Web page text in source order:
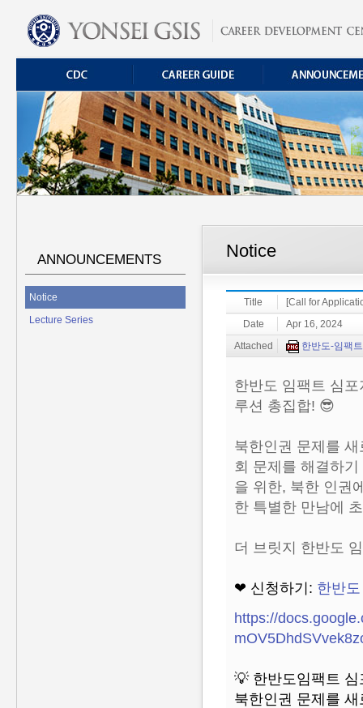
ANNOUNCEMENTS
Notice
Lecture Series
Notice
Title
[Call for
Date
Apr 16, 2024
Attached
한반도-임팩
한반도 임팩트 심
루션 총집합! 😎
북한인권 문제를
회 문제를 해결하
을 위한, 북한 인권
한 특별한 만남에
더 브릿지 한반도
❤ 신청하기: 한반
https://
💡 한반도임팩트
북한인권 문제를